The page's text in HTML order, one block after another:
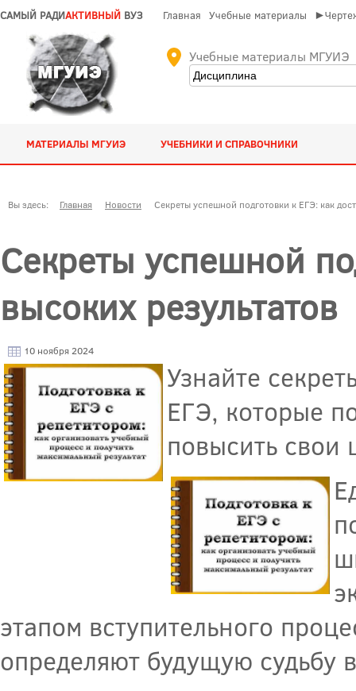
САМЫЙ РАДИАКТИВНЫЙ ВУЗ Главная Учебные материалы
Учебные материалы МГУИЭ
МАТЕРИАЛЫ МГУИЭ УЧЕБНИКИ И СПРАВОЧНИКИ
Вы здесь: Главная Новости Секреты успешной подготовки к ЕГЭ: как
Секреты успешной
высоких результатов
10 ноября 2024
Узнайте
ЕГЭ, которые
повысить свои
этапом вступительного
определяют будущую судьбу